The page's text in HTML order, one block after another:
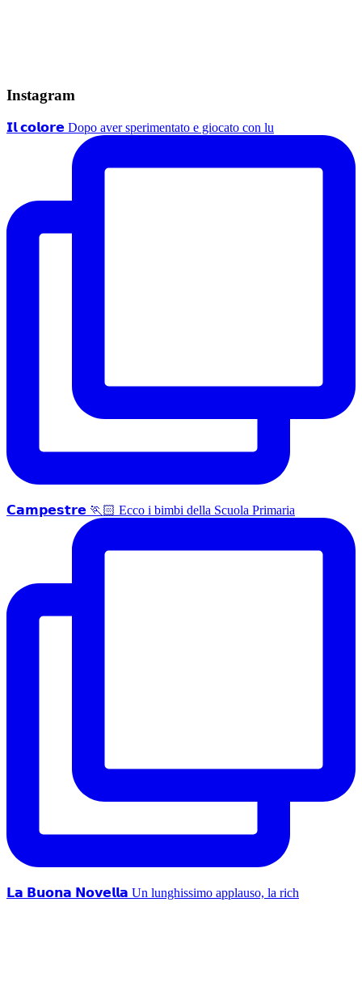
Instagram
𝗜𝗹 𝗰𝗼𝗹𝗼𝗿𝗲 Dopo aver sperimentato e giocato con lu
𝗖𝗮𝗺𝗽𝗲𝘀𝘁𝗿𝗲 🏃🏻 Ecco i bimbi della Scuola Primaria
𝗟𝗮 𝗕𝘂𝗼𝗻𝗮 𝗡𝗼𝘃𝗲𝗹𝗹𝗮 Un lunghissimo applauso, la rich